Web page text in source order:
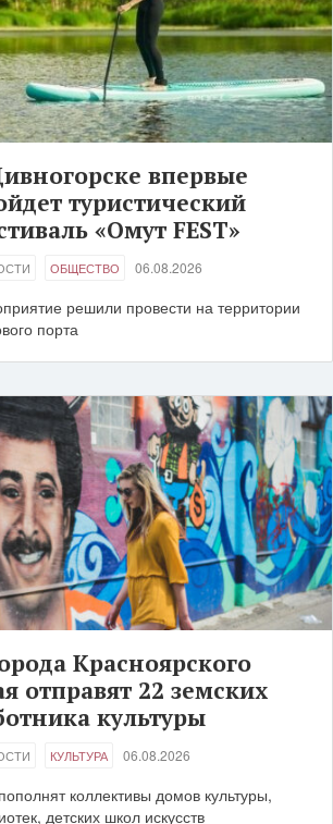
впервые
туристический
«Омут FEST»
ОБЩЕСТВО 06.08.2026
решили провести на территории
порта
Красноярского
отправят 22 земских
культуры
КУЛЬТУРА 06.08.2026
коллективы домов культуры,
детских школ искусств